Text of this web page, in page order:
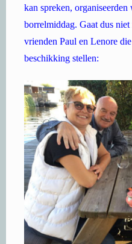
kan spreken,
borrelmiddag. Gaat dus
vrienden Paul en Lenore
beschikking stellen: